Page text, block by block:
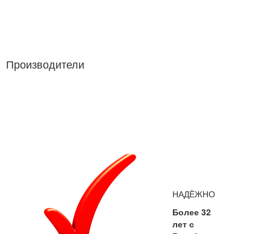
Производители
НАДЁЖНО
Более 32
лет с